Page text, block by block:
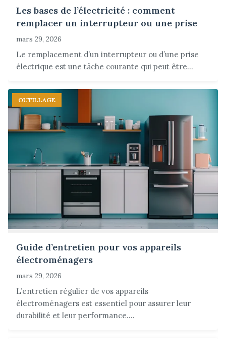
Les bases de l’électricité : comment
remplacer un interrupteur ou une prise
mars 29, 2026
Le remplacement d’un interrupteur ou d’une prise
électrique est une tâche courante qui peut être...
OUTILLAGE
Guide d’entretien pour vos appareils
électroménagers
mars 29, 2026
L’entretien régulier de vos appareils
électroménagers est essentiel pour assurer leur
durabilité et leur performance....